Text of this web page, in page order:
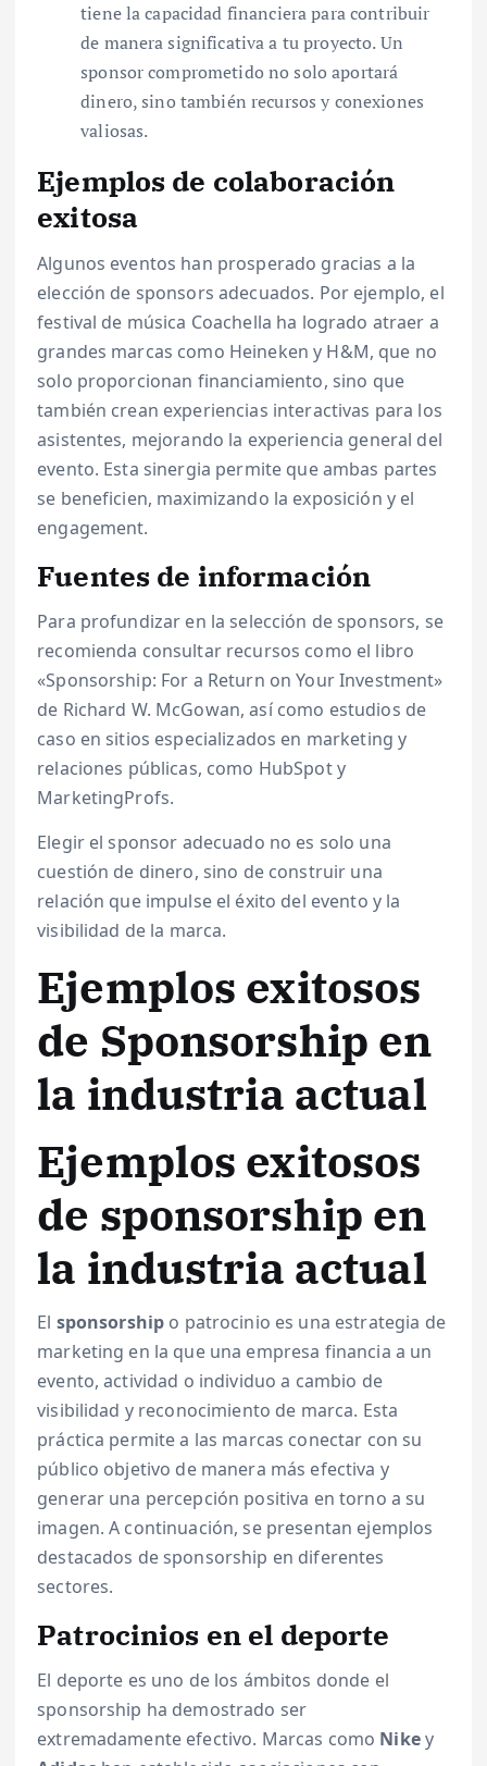
tiene la capacidad financiera para contribuir
de manera significativa a tu proyecto. Un
sponsor comprometido no solo aportará
dinero, sino también recursos y conexiones
valiosas.
Ejemplos de colaboración
exitosa
Algunos eventos han prosperado gracias a la
elección de sponsors adecuados. Por ejemplo, el
festival de música Coachella ha logrado atraer a
grandes marcas como Heineken y H&M, que no
solo proporcionan financiamiento, sino que
también crean experiencias interactivas para los
asistentes, mejorando la experiencia general del
evento. Esta sinergia permite que ambas partes
se beneficien, maximizando la exposición y el
engagement.
Fuentes de información
Para profundizar en la selección de sponsors, se
recomienda consultar recursos como el libro
«Sponsorship: For a Return on Your Investment»
de Richard W. McGowan, así como estudios de
caso en sitios especializados en marketing y
relaciones públicas, como HubSpot y
MarketingProfs.
Elegir el sponsor adecuado no es solo una
cuestión de dinero, sino de construir una
relación que impulse el éxito del evento y la
visibilidad de la marca.
Ejemplos exitosos
de Sponsorship en
la industria actual
Ejemplos exitosos
de sponsorship en
la industria actual
El sponsorship o patrocinio es una estrategia de
marketing en la que una empresa financia a un
evento, actividad o individuo a cambio de
visibilidad y reconocimiento de marca. Esta
práctica permite a las marcas conectar con su
público objetivo de manera más efectiva y
generar una percepción positiva en torno a su
imagen. A continuación, se presentan ejemplos
destacados de sponsorship en diferentes
sectores.
Patrocinios en el deporte
El deporte es uno de los ámbitos donde el
sponsorship ha demostrado ser
extremadamente efectivo. Marcas como Nikey